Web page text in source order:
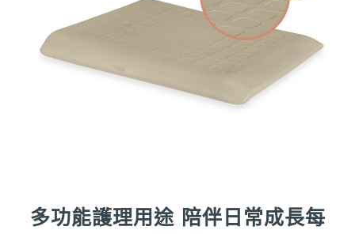
多功能護理用途 陪伴日常成長每